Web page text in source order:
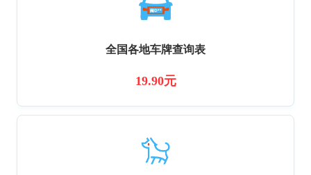
全国各地车牌查询表
19.90元